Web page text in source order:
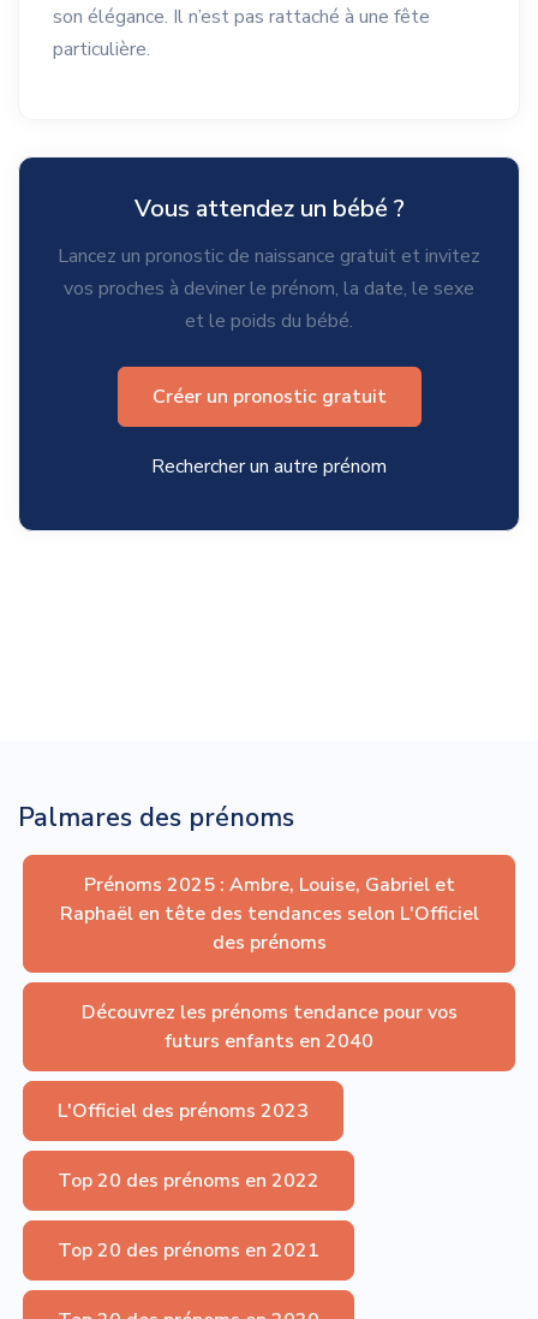
son élégance. Il n’est pas rattaché à une fête
particulière.
Vous attendez un bébé ?
Lancez un pronostic de naissance gratuit et invitez
vos proches à deviner le prénom, la date, le sexe
et le poids du bébé.
Créer un pronostic gratuit
Rechercher un autre prénom
Palmares des prénoms
Prénoms 2025 : Ambre, Louise, Gabriel et
Raphaël en tête des tendances selon L'Officiel
des prénoms
Découvrez les prénoms tendance pour vos
futurs enfants en 2040
L'Officiel des prénoms 2023
Top 20 des prénoms en 2022
Top 20 des prénoms en 2021